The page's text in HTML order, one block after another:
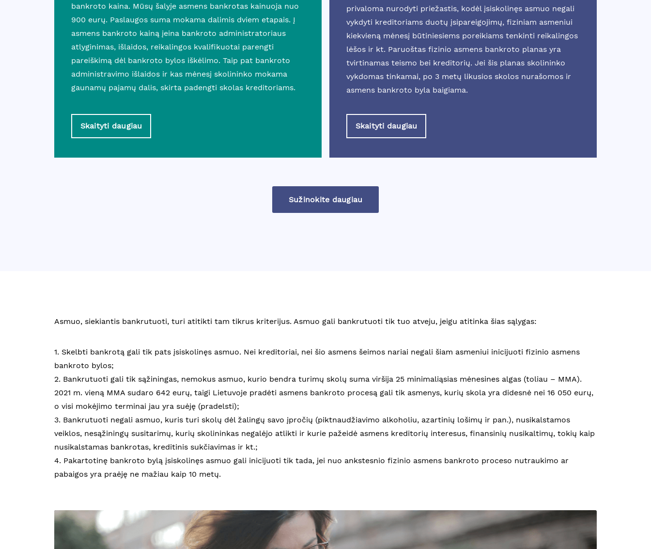
bankroto kaina. Mūsų šalyje asmens bankrotas kainuoja nuo
900 eurų. Paslaugos suma mokama dalimis dviem etapais. Į
asmens bankroto kainą įeina bankroto administratoriaus
atlyginimas, išlaidos, reikalingos kvalifikuotai parengti
pareiškimą dėl bankroto bylos iškėlimo. Taip pat bankroto
administravimo išlaidos ir kas mėnesį skolininko mokama
gaunamų pajamų dalis, skirta padengti skolas kreditoriams.
Skaityti daugiau
privaloma nurodyti priežastis, kodėl įsiskolinęs asmuo negali
vykdyti kreditoriams duotų įsipareigojimų, fiziniam asmeniui
kiekvieną mėnesį būtiniesiems poreikiams tenkinti reikalingos
lėšos ir kt. Paruoštas fizinio asmens bankroto planas yra
tvirtinamas teismo bei kreditorių. Jei šis planas skolininko
vykdomas tinkamai, po 3 metų likusios skolos nurašomos ir
asmens bankroto byla baigiama.
Skaityti daugiau
Sužinokite daugiau
Asmuo, siekiantis bankrutuoti, turi atitikti tam tikrus kriterijus. Asmuo gali bankrutuoti tik tuo atveju, jeigu atitinka šias sąlygas:
1. Skelbti bankrotą gali tik pats įsiskolinęs asmuo. Nei kreditoriai, nei šio asmens šeimos nariai negali šiam asmeniui inicijuoti fizinio asmens
bankroto bylos;
2. Bankrutuoti gali tik sąžiningas, nemokus asmuo, kurio bendra turimų skolų suma viršija 25 minimaliąsias mėnesines algas (toliau – MMA).
2021 m. vieną MMA sudaro 642 eurų, taigi Lietuvoje pradėti asmens bankroto procesą gali tik asmenys, kurių skola yra didesnė nei 16 050 eurų,
o visi mokėjimo terminai jau yra suėję (pradelsti);
3. Bankrutuoti negali asmuo, kuris turi skolų dėl žalingų savo įpročių (piktnaudžiavimo alkoholiu, azartinių lošimų ir pan.), nusikalstamos
veiklos, nesąžiningų susitarimų, kurių skolininkas negalėjo atlikti ir kurie pažeidė asmens kreditorių interesus, finansinių nusikaltimų, tokių kaip
nusikalstamas bankrotas, kreditinis sukčiavimas ir kt.;
4. Pakartotinę bankroto bylą įsiskolinęs asmuo gali inicijuoti tik tada, jei nuo ankstesnio fizinio asmens bankroto proceso nutraukimo ar
pabaigos yra praėję ne mažiau kaip 10 metų.